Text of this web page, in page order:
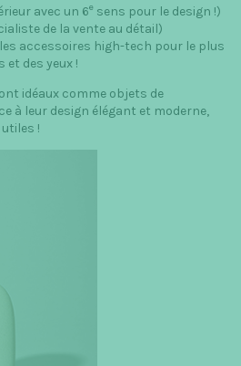
avec un 6e sens pour le design !)
de la vente au détail)
accessoires high-tech pour le plus
et des yeux !
idéaux comme objets de
à leur design élégant et moderne,
!